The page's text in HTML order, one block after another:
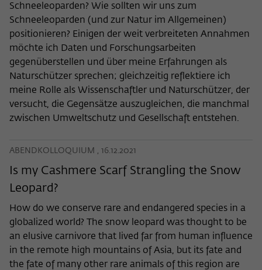
Schneeleoparden? Wie sollten wir uns zum
Schneeleoparden (und zur Natur im Allgemeinen)
positionieren? Einigen der weit verbreiteten Annahmen
möchte ich Daten und Forschungsarbeiten
gegenüberstellen und über meine Erfahrungen als
Naturschützer sprechen; gleichzeitig reflektiere ich
meine Rolle als Wissenschaftler und Naturschützer, der
versucht, die Gegensätze auszugleichen, die manchmal
zwischen Umweltschutz und Gesellschaft entstehen.
ABENDKOLLOQUIUM , 16.12.2021
Is my Cashmere Scarf Strangling the Snow
Leopard?
How do we conserve rare and endangered species in a
globalized world? The snow leopard was thought to be
an elusive carnivore that lived far from human influence
in the remote high mountains of Asia, but its fate and
the fate of many other rare animals of this region are